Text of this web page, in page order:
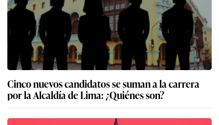
Cinco nuevos candidatos se suman a la carrera
por la Alcaldía de Lima: ¿Quiénes son?